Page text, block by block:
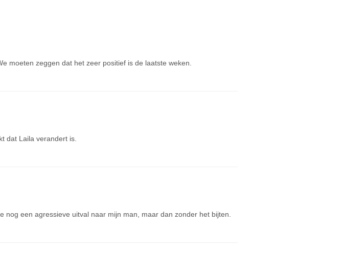
moeten zeggen dat het zeer positief is de laatste weken.
dat Laila verandert is.
een agressieve uitval naar mijn man, maar dan zonder het bijten.